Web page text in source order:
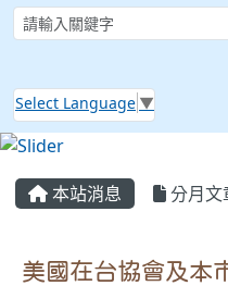
Select Language ▼
本站消息 分月文
美國在台協會及本